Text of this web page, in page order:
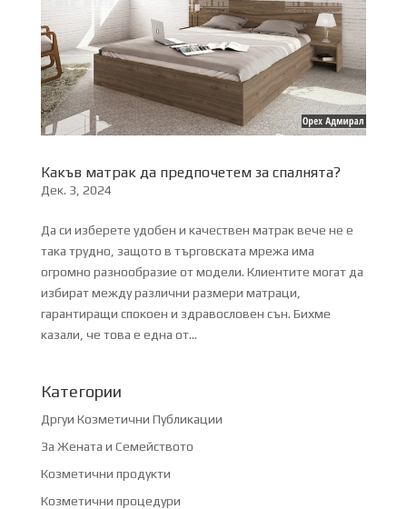
Какъв матрак да предпочетем за спалнята?
Дек. 3, 2024
Да си изберете удобен и качествен матрак вече не е
така трудно, защото в търговската мрежа има
огромно разнообразие от модели. Клиентите могат да
избират между различни размери матраци,
гарантиращи спокоен и здравословен сън. Бихме
казали, че това е една от...
Категории
Дргуи Козметични Публикации
За Жената и Семейството
Козметични продукти
Козметични процедури